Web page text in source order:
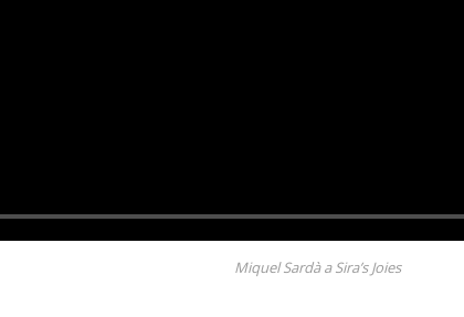
Miquel Sardà a Sira’s Joies